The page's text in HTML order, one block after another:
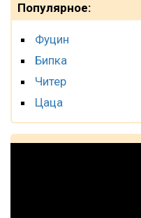
Популярное:
Фуцин
Бипка
Читер
Цаца